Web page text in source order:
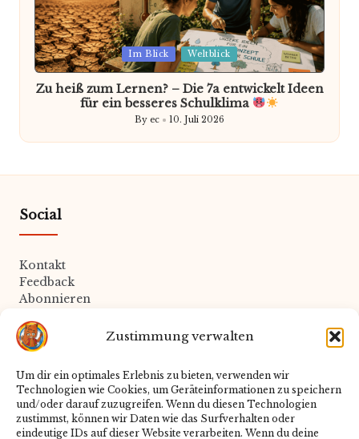
Zustimmung verwalten
Um dir ein optimales Erlebnis zu bieten, verwenden wir
Technologien wie Cookies, um Geräteinformationen zu speichern
und/oder darauf zuzugreifen. Wenn du diesen Technologien
zustimmst, können wir Daten wie das Surfverhalten oder
eindeutige IDs auf dieser Website verarbeiten. Wenn du deine
Posted
in
Im Blick Weltblick
Zu heiß zum Lernen? – Die 7a entwickelt Ideen
für ein besseres Schulklima
Posted
by
By ec 10. Juli 2026
Social
Kontakt
Feedback
Abonnieren
Rechtliches
Datenschutz
Impressum
Cookie-Richtlinie